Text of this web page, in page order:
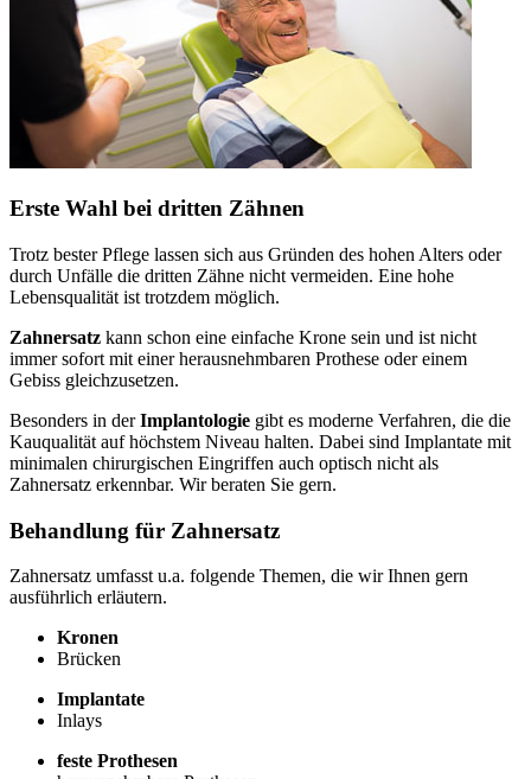
Erste Wahl bei dritten Zähnen
Trotz bester Pflege lassen sich aus Gründen des hohen Alters oder
durch Unfälle die dritten Zähne nicht vermeiden. Eine hohe
Lebensqualität ist trotzdem möglich.
Zahnersatz kann schon eine einfache Krone sein und ist nicht
immer sofort mit einer herausnehmbaren Prothese oder einem
Gebiss gleichzusetzen.
Besonders in derImplantologie gibt es moderne Verfahren, die die
Kauqualität auf höchstem Niveau halten. Dabei sind Implantate mit
minimalen chirurgischen Eingriffen auch optisch nicht als
Zahnersatz erkennbar. Wir beraten Sie gern.
Behandlung für Zahnersatz
Zahnersatz umfasst u.a. folgende Themen, die wir Ihnen gern
ausführlich erläutern.
Kronen
Brücken
Implantate
Inlays
feste Prothesen